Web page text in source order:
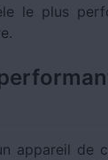
le plus
appareil de